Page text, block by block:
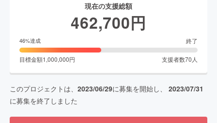
現在の支援総額
462,700円
46%達成 終了
目標金額1,000,000円 支援者数70 人
このプロジェクトは、 2023/06/29に募集を開始し、 2023/07/31
に募集を終了しました